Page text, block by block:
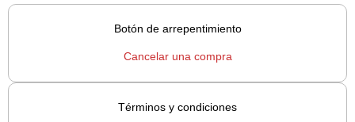
Botón de arrepentimiento
Cancelar una compra
Términos y condiciones